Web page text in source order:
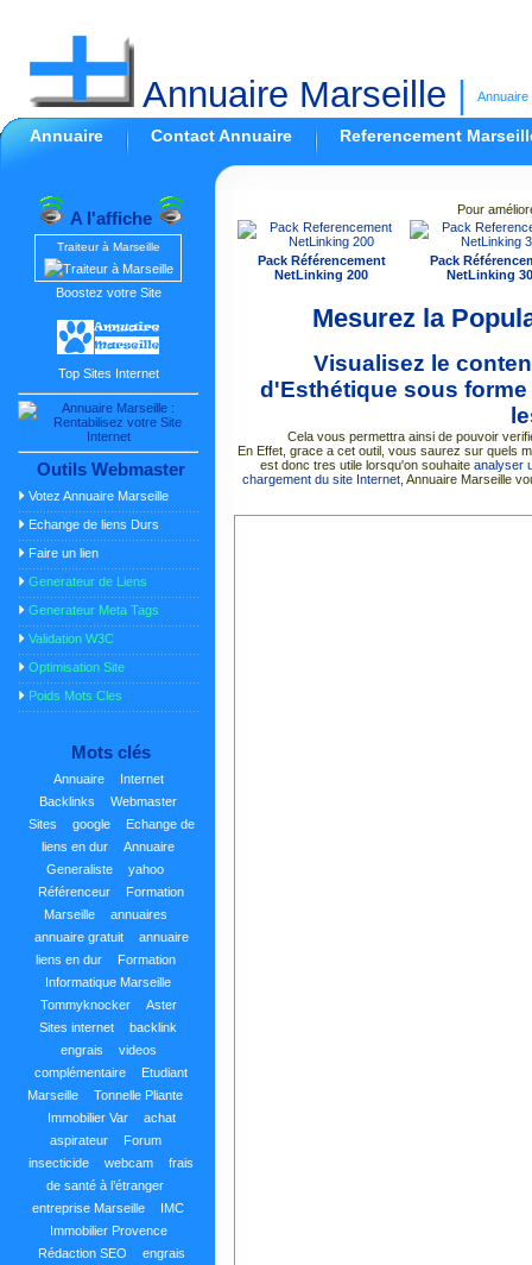
Annuaire Marseille Annuaire
Annuaire Contact Annuaire Referencement
A l'affiche
Traiteur à Marseille
Boostez votre Site
Top Sites Internet
Outils Webmaster
Votez Annuaire Marseille
Echange de liens Durs
Faire un lien
Generateur de Liens
Generateur Meta Tags
Validation W3C
Optimisation Site
Poids Mots Cles
Mots clés
Annuaire
Internet
Backlinks
Webmaster
Sites
google
Echange de
liens en dur
Annuaire
Generaliste
yahoo
Référenceur
Formation
Marseille
annuaires
annuaire gratuit
annuaire
liens en dur
Formation
Informatique Marseille
Tommyknocker
Aster
Sites internet
backlink
engrais
videos
complémentaire
Etudiant
Marseille
Tonnelle Pliante
Immobilier Var
achat
aspirateur
Forum
insecticide
webcam
frais
de santé à l’étranger
entreprise Marseille
IMC
Immobilier Provence
Rédaction SEO
engrais
Pour
Pack Référencement
NetLinking 200
Pack
NetLinking
Mesurez la
Visualisez le
d'Esthétique sous
Cela vous permettra ainsi de pouvoir
En Effet, grace a cet outil, vous saurez sur quels
est donc tres utile lorsqu'on souhaite analyser
chargement du site Internet, Annuaire Marseille